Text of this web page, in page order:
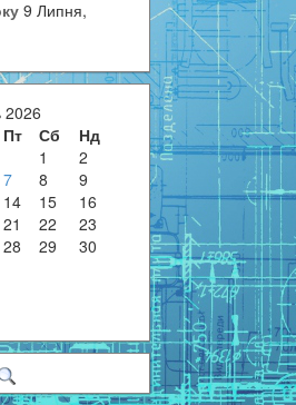
9 Липня,
2026
Пт Сб
Нд
1
2
7 8
9
14 15
16
21 22
23
28 29
30